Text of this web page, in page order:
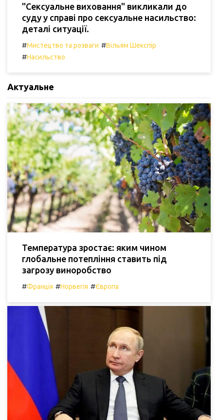
"Сексуальне виховання" викликали до
суду у справі про сексуальне насильство:
деталі ситуації.
#Мистецтво та розваги #Вільям Шекспір
#Насильство
Актуальне
Температура зростає: яким чином
глобальне потепління ставить під
загрозу виноробство
#Франція #Норвегія #Європа